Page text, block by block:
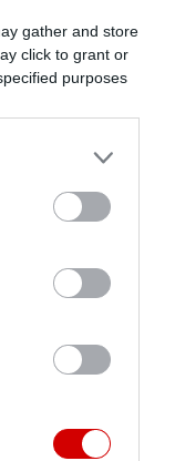
gather and store
click to grant or
purposes